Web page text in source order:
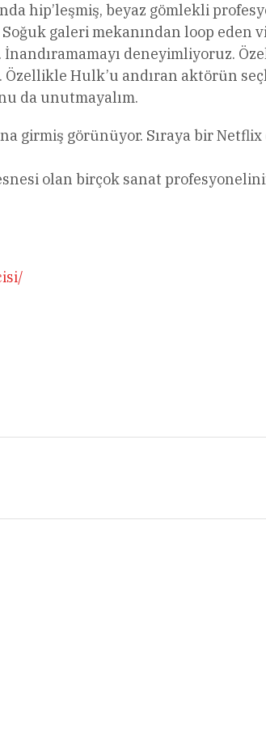
hip’leşmiş, beyaz gömlekli
galeri mekanından loop eden
deneyimliyoruz.
Hulk’u andıran aktörün
da unutmayalım.
girmiş görünüyor. Sıraya bir Netflix
olan birçok sanat